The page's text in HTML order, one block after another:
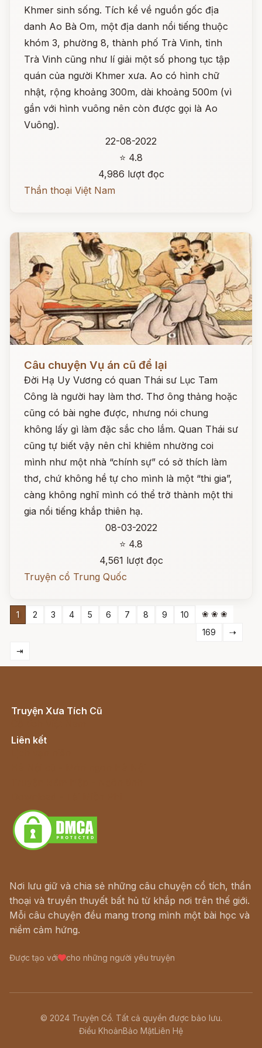
Khmer sinh sống. Tích kể về nguồn gốc địa
danh Ao Bà Om, một địa danh nổi tiếng thuộc
khóm 3, phường 8, thành phố Trà Vinh, tỉnh
Trà Vinh cũng như lí giải một số phong tục tập
quán của người Khmer xưa. Ao có hình chữ
nhật, rộng khoảng 300m, dài khoảng 500m (vì
gần với hình vuông nên còn được gọi là Ao
Vuông).
22-08-2022
⭐ 4.8
4,986 lượt đọc
Thần thoại Việt Nam
Câu chuyện Vụ án cũ để lại
Đời Hạ Uy Vương có quan Thái sư Lục Tam
Công là người hay làm thơ. Thơ ông thảng hoặc
cũng có bài nghe được, nhưng nói chung
không lấy gì làm đặc sắc cho lắm. Quan Thái sư
cũng tự biết vậy nên chỉ khiêm nhường coi
mình như một nhà “chính sự” có sở thích làm
thơ, chứ không hề tự cho mình là một “thi gia”,
càng không nghĩ mình có thể trở thành một thi
gia nổi tiếng khắp thiên hạ.
08-03-2022
⭐ 4.8
4,561 lượt đọc
Truyện cổ Trung Quốc
1 2 3 4 5 6 7 8 9 10
❀ ❀ ❀
169
⇢
⇥
Truyện Xưa Tích Cũ
Liên kết
Nơi lưu giữ và chia sẻ những câu chuyện cổ tích, thần
thoại và truyền thuyết bất hủ từ khắp nơi trên thế giới.
Mỗi câu chuyện đều mang trong mình một bài học và
niềm cảm hứng.
Được tạo với cho những người yêu truyện
© 2024 Truyện Cổ. Tất cả quyền được bảo lưu.
Điều KhoảnBảo MậtLiên Hệ